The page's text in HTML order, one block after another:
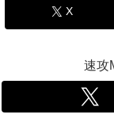
X
速攻